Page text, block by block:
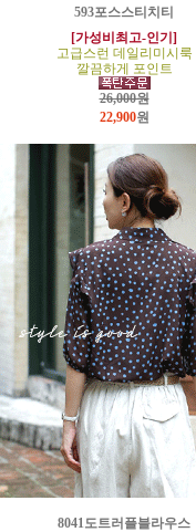
593포스스티치티
[가성비최고-인기]
고급스런 데일리미시룩
깔끔하게 포인트
26,000원
22,900원
8041도트러플블라우스